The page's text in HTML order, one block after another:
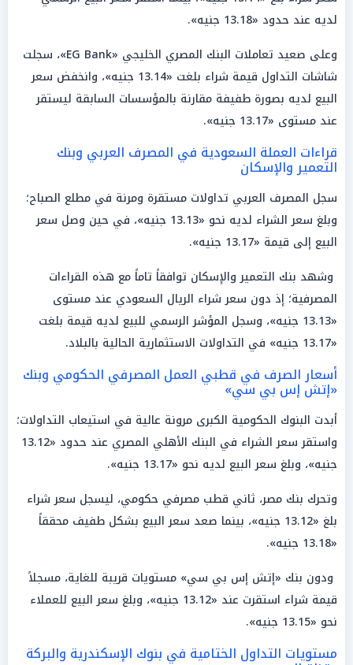
لديه عند حدود «13.18 جنيه».
وعلى صعيد تعاملات البنك المصري الخليجي «EG Bank»، سجلت
شاشات التداول قيمة شراء بلغت «13.14 جنيه»، وانخفض سعر
البيع لديه بصورة طفيفة مقارنة بالمؤسسات السابقة ليستقر
عند مستوى «13.17 جنيه».
قراءات العملة السعودية في المصرف العربي وبنك
التعمير والإسكان
سجل المصرف العربي تداولات مستقرة ومرنة في مطلع الصباح؛
وبلغ سعر الشراء لديه نحو «13.13 جنيه»، في حين وصل سعر
البيع إلى قيمة «13.17 جنيه».
وشهد بنك التعمير والإسكان توافقاً تاماً مع هذه القراءات
المصرفية؛ إذ دون سعر شراء الريال السعودي عند مستوى
«13.13 جنيه»، وسجل المؤشر الرسمي للبيع لديه قيمة بلغت
«13.17 جنيه» في التداولات الاستثمارية الحالية بالبلاد.
أسعار الصرف في قطبي العمل المصرفي الحكومي وبنك
«إتش إس بي سي»
أبدت البنوك الحكومية الكبرى مرونة عالية في استيعاب التداولات؛
واستقر سعر الشراء في البنك الأهلي المصري عند حدود «13.12
جنيه»، وبلغ سعر البيع لديه نحو «13.17 جنيه».
وتحرك بنك مصر، ثاني قطب مصرفي حكومي، ليسجل سعر شراء
بلغ «13.12 جنيه»، بينما صعد سعر البيع بشكل طفيف محققاً
«13.18 جنيه».
ودون بنك «إتش إس بي سي» مستويات قريبة للغاية، مسجلاً
قيمة شراء استقرت عند «13.12 جنيه»، وبلغ سعر البيع للعملاء
نحو «13.15 جنيه».
مستويات التداول الختامية في بنوك الإسكندرية والبركة